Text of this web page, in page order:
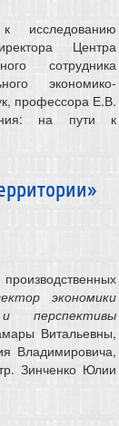
исследованию
Центра
сотрудника
экономико-
профессора Е.В.
на пути к
экономики
перспективы
Витальевны,
Владимировича,
Зинченко Юлии